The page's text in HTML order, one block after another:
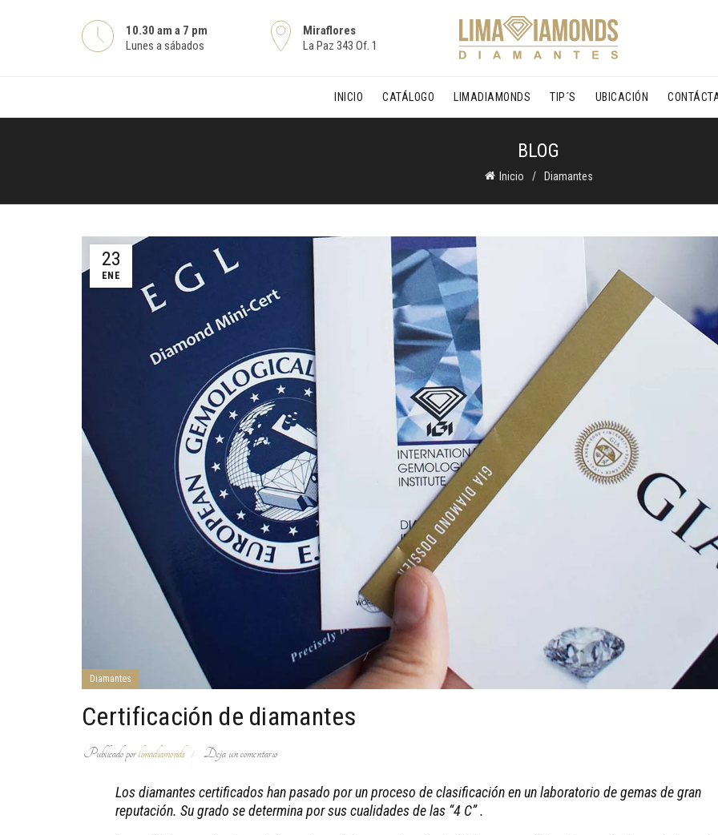
10.30 am a 7 pm
Lunes a sábados
Miraflores
La Paz 343 Of. 1
INICIO CATÁLOGO LIMADIAMONDS TIP´S UBICACIÓN
BLOG
Inicio Diamantes
23
ENE
Diamantes
Certificación de diamantes
Publicado porlimadiamonds Deja un comentario
Los diamantes certificados han pasado por un proceso de clasificación en un laboratorio de gemas de gran
reputación. Su grado se determina por sus cualidades de las “4 C” .